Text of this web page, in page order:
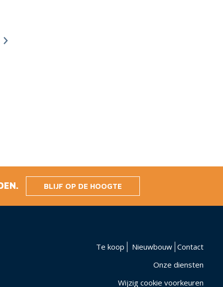
BLIJF OP DE HOOGTE
Te koop Nieuwbouw Contact
Onze diensten
Wijzig cookie voorkeuren